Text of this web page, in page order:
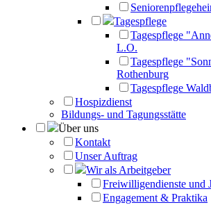
Tagespflege
Tagespflege
L.O.
Tagespflege
Rothenburg
Tagespflege
Hospizdienst
Bildungs- und Tagungsstätte
Über uns
Kontakt
Unser Auftrag
Wir als Arbeitgeber
Freiwilligendienste und
Engagement & Praktika